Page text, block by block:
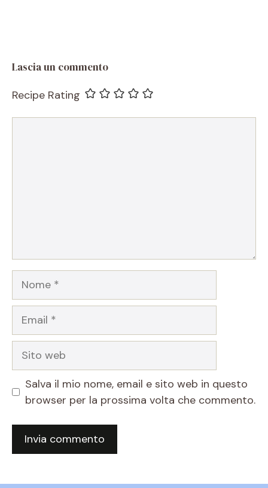
Lascia un commento
Recipe Rating
Sito
Salva il mio nome, email e sito web in questo
browser per la prossima volta che commento.